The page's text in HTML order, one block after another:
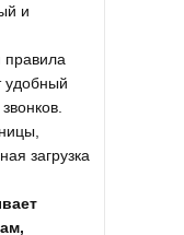
и
правила
удобный
загрузка